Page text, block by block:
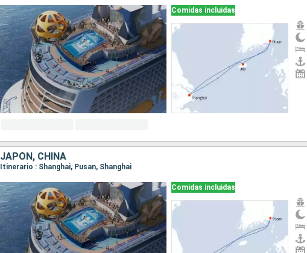
Comidas incluidas
JAPÓN, CHINA
Itinerario : Shanghai, Pusan, Shanghai
Comidas incluidas